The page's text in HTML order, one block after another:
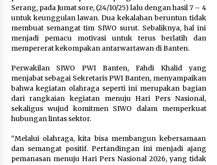
Penanganan Kebakaran Gedung
Dinas Teknis Masuk Tahap Akhir,
Tak Ada Korban Jiwa
8 Agustus 2026
Kebakaran Gedung Dinas Teknis
Abdul Muis Dipadamkan, Layanan
8 Agustus 2026
Serang, pada Jumat sore, (24/10/25) lalu dengan hasil 7 – 4
untuk keunggulan lawan. Dua kekalahan beruntun tidak
membuat semangat tim SIWO surut. Sebaliknya, hal ini
menjadi pemacu motivasi untuk terus berlatih dan
mempererat kekompakan antarwartawan di Banten.
Perwakilan SIWO PWI Banten, Fahdi Khalid yang
menjabat sebagai Sekretaris PWI Banten, menyampaikan
bahwa kegiatan olahraga seperti ini merupakan bagian
dari rangkaian kegiatan menuju Hari Pers Nasional,
sekaligus wujud komitmen SIWO dalam memperkuat
hubungan lintas sektor.
“Melalui olahraga, kita bisa membangun kebersamaan
dan semangat positif. Pertandingan ini menjadi ajang
pemanasan menuju Hari Pers Nasional 2026, yang tidak